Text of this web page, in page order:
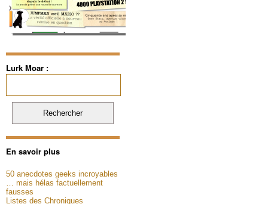
Lurk Moar :
En savoir plus
50 anecdotes geeks incroyables
… mais hélas factuellement
fausses
Listes des Chroniques